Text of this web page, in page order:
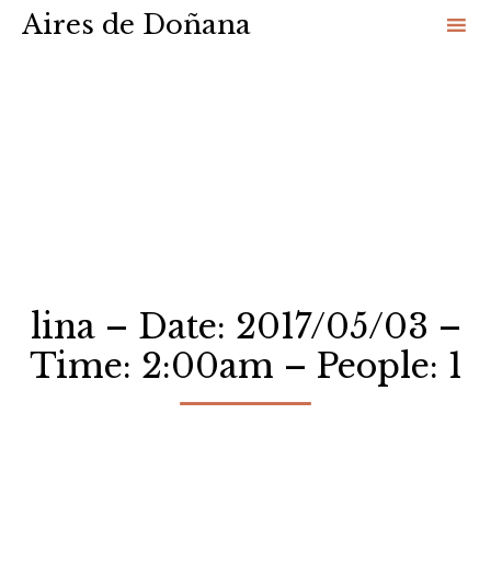
Aires de Doñana
lina – Date: 2017/05/03 –
Time: 2:00am – People: 1